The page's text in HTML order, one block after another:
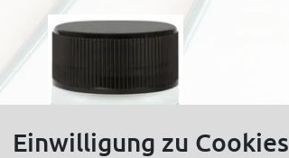
Einwilligung zu Cookies